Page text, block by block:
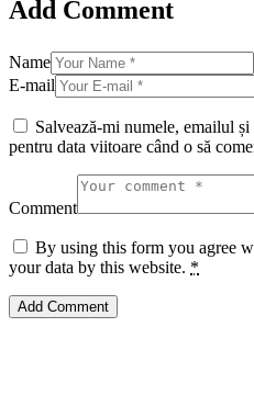
Add Comment
Name
E-mail
Salvează-mi numele, emailul
pentru data viitoare când o să
Comment
By using this form you agree
your data by this website. *